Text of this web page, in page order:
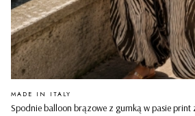
Spodnie balloon brązowe z gumką w pasie print
PRODUCENT
MADE IN ITALY